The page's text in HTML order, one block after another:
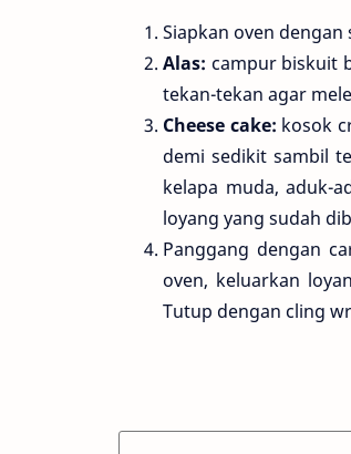
Siapkan oven dengan
Alas: campur biskuit
tekan-tekan agar
Cheese cake: kosok
demi sedikit sambil
kelapa muda, aduk-
loyang yang sudah
Panggang dengan
oven, keluarkan
Tutup dengan cling